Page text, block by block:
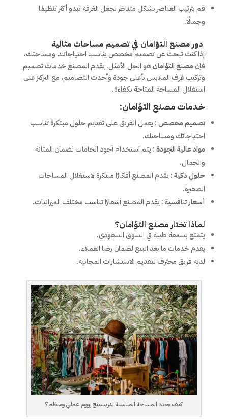
قم بترتيب العناصر بشكل متناظر لجعل الغرفة تبدو أكثر تنظيمًا
وجمالًا.
دور مصنع التؤامان في تصميم مساحات مثالية
إذا كنت تبحث عن تصميم مخصص يناسب احتياجاتك ومساحتك،
فإن مصنع التؤامانهو الحل الأمثل. يقدم المصنع خدمات تصميم
وتركيب غرف الملابس بأعلى جودة وأحدث التصاميم، مع التركيز على
استغلال المساحة المتاحة بكفاءة.
خدمات مصنع التؤامان:
تصميم مخصص: يعمل الفريق على تقديم حلول مبتكرة تناسب
احتياجاتك ومساحتك.
مواد عالية الجودة: يتم استخدام أجود الخامات لضمان المتانة
والجمال.
حلول ذكية: يقدم المصنع أفكارًا مبتكرة لاستغلال المساحات
الصغيرة.
أسعار تنافسية: يقدم المصنع أسعارًا تناسب مختلف الميزانيات.
لماذا تختار مصنع التؤامان؟
يتمتع بسمعة طيبة في السوق السعودي.
يقدم خدمات ما بعد البيع لضمان رضا العملاء.
لديه فريق محترف لتقديم الاستشارات المجانية.
كيف تحدد المساحة المناسبة لدريسينج رووم عملي ومنظم؟